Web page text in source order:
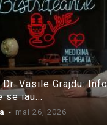
Dr. Vasile Grajdu:
se iau...
- mai 26, 2026